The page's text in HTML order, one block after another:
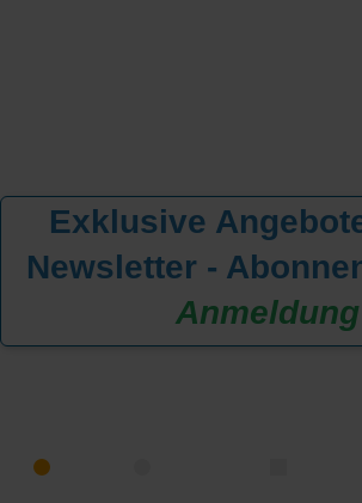
Exklusive
Newsletter -
Anmeldung